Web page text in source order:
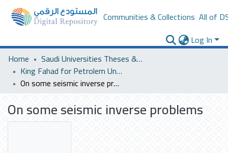
Communities & Collections All of
Log In
Home
Saudi Universities Theses & Dissertations
King Fahad for Petrolem University
On some seismic inverse problems
On some seismic inverse problems